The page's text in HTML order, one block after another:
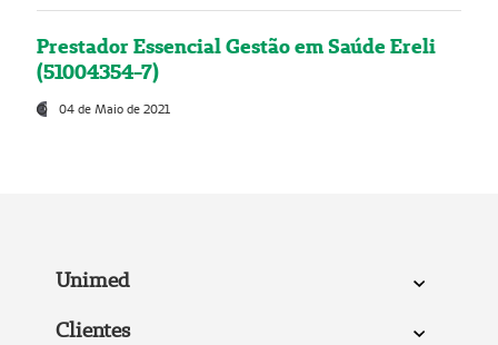
Prestador Essencial Gestão em Saúde Ereli
(51004354-7)
04 de Maio de 2021
Unimed
Clientes